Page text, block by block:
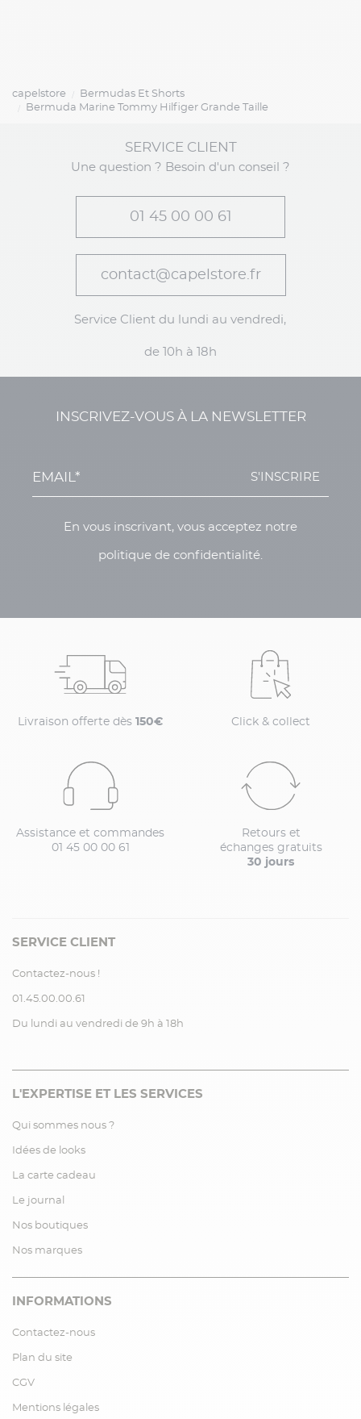
capelstore
Bermudas Et Shorts
Bermuda Marine Tommy Hilfiger Grande Taille
SERVICE CLIENT
Une question ? Besoin d'un conseil ?
01 45 00 00 61
contact@capelstore.fr
Service Client du lundi au vendredi,
de 10h à 18h
INSCRIVEZ-VOUS À LA NEWSLETTER
S'INSCRIRE
En vous inscrivant, vous acceptez notre
politique de confidentialité.
Livraison offerte dès 150€ Click & collect
Assistance et commandes
01 45 00 00 61
Retours et
échanges gratuits
30 jours
SERVICE CLIENT
Contactez-nous !
01.45.00.00.61
Du lundi au vendredi de 9h à 18h
L'EXPERTISE ET LES SERVICES
Qui sommes nous ?
Idées de looks
La carte cadeau
Le journal
Nos boutiques
Nos marques
INFORMATIONS
Contactez-nous
Plan du site
CGV
Mentions légales